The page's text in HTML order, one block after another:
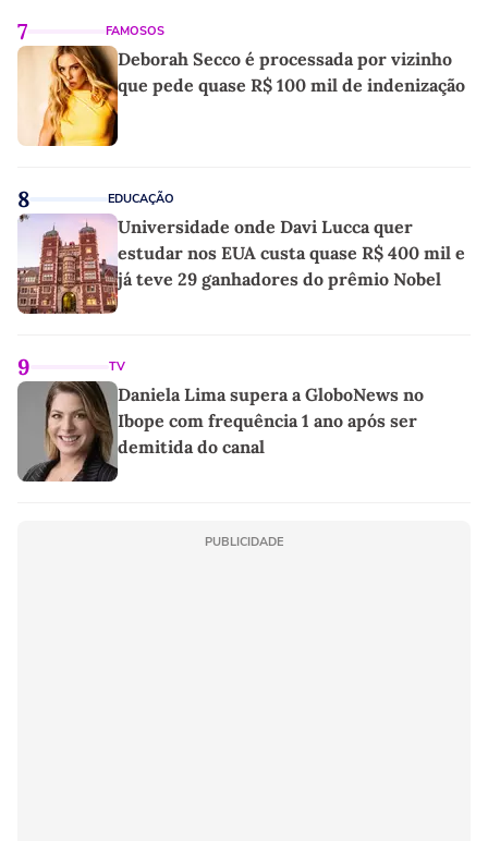
7 FAMOSOS
Deborah Secco é processada por vizinho
que pede quase R$ 100 mil de indenização
8 EDUCAÇÃO
Universidade onde Davi Lucca quer
estudar nos EUA custa quase R$ 400 mil e
já teve 29 ganhadores do prêmio Nobel
9 TV
Daniela Lima supera a GloboNews no
Ibope com frequência 1 ano após ser
demitida do canal
PUBLICIDADE